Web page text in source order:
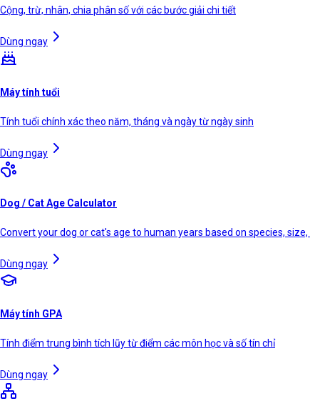
Cộng, trừ, nhân, chia phân số với các bước giải chi tiết
Dùng ngay
Máy tính tuổi
Tính tuổi chính xác theo năm, tháng và ngày từ ngày sinh
Dùng ngay
Dog / Cat Age Calculator
Convert your dog or cat's age to human years based on species,
Dùng ngay
Máy tính GPA
Tính điểm trung bình tích lũy từ điểm các môn học và số tín chỉ
Dùng ngay